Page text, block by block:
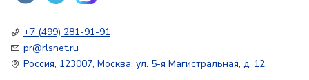
+7 (499) 281-91-91
pr@rlsnet.ru
Россия, 123007, Москва, ул. 5-я Магистральная, д. 12